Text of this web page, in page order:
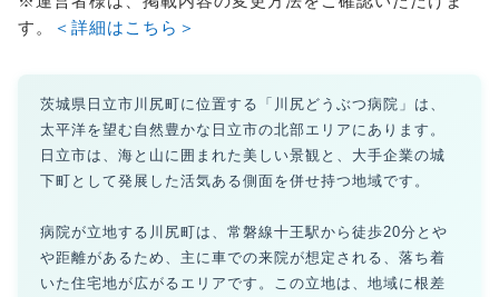
す。
＜詳細はこちら＞
茨城県日立市川尻町に位置する「川尻どうぶつ病院」は、
太平洋を望む自然豊かな日立市の北部エリアにあります。
日立市は、海と山に囲まれた美しい景観と、大手企業の城
下町として発展した活気ある側面を併せ持つ地域です。
病院が立地する川尻町は、常磐線十王駅から徒歩20分とや
や距離があるため、主に車での来院が想定される、落ち着
いた住宅地が広がるエリアです。この立地は、地域に根差